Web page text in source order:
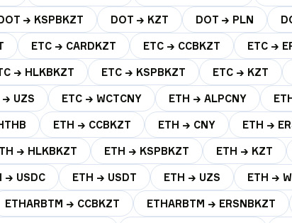
→ KSPBKZT DOT → KZT DOT → PLN
ETC → CARDKZT ETC → CCBKZT ETC →
→ HLKBKZT ETC → KSPBKZT ETC → KZT
→ UZS ETC → WCTCNY ETH → ALPCNY
ETH → CCBKZT ETH → CNY ETH →
→ HLKBKZT ETH → KSPBKZT ETH → KZT
→ USDC ETH → USDT ETH → UZS ETH →
ETHARBTM → CCBKZT ETHARBTM → ERSNBKZT